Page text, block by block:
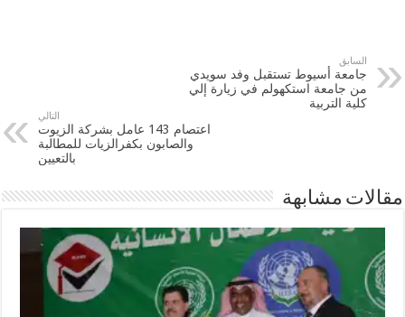
السابق
جامعة أسيوط تستقبل وفد سويدي
من جامعة استكهولم في زيارة إلي
كلية التربية
التالي
اعتصام 143 عامل بشركة الزيوت
والصابون بكفرالزيات للمطالبة
بالتعيين
مقالات مشابهة